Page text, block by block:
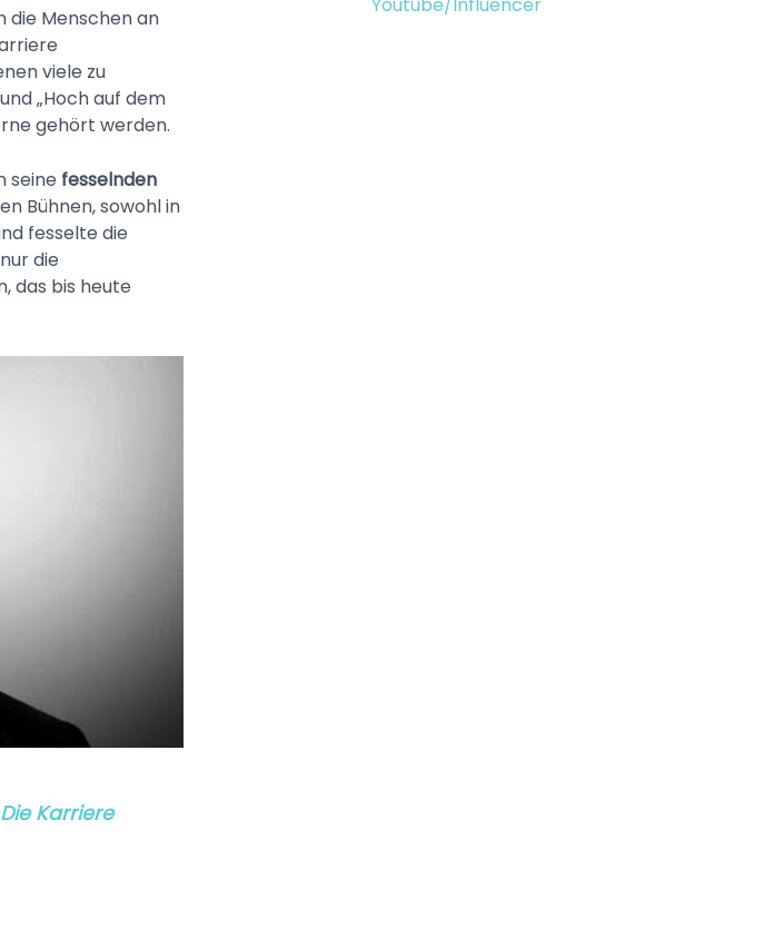
Menschen an
viele zu
„Hoch auf dem
gehört werden.
seine fesselnden
Bühnen, sowohl in
fesselte die
die
das bis heute
Karriere